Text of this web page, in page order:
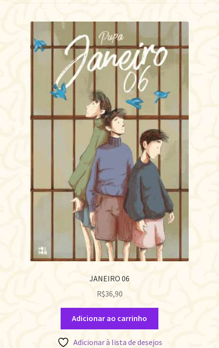
JANEIRO 06
R$36,90
Adicionar ao carrinho
Adicionar à lista de desejos